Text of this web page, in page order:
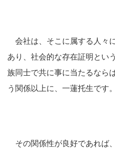
会社は、そこに属する人々
あり、社会的な存在証明とい
族同士で共に事に当たるなら
う関係以上に、一蓮托生です。
その関係性が良好であれば